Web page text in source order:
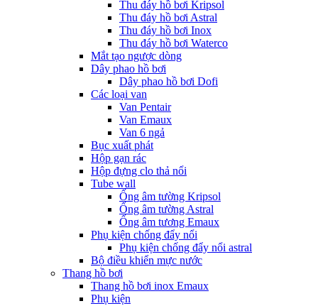
Thu đáy hồ bơi Kripsol
Thu đáy hồ bơi Astral
Thu đáy hồ bơi Inox
Thu đáy hồ bơi Waterco
Mắt tạo ngược dòng
Dây phao hồ bơi
Dây phao hồ bơi Dofi
Các loại van
Van Pentair
Van Emaux
Van 6 ngả
Bục xuất phát
Hộp gạn rác
Hộp đựng clo thả nổi
Tube wall
Ống âm tường Kripsol
Ống âm tường Astral
Ống âm tương Emaux
Phụ kiện chống đẩy nổi
Phụ kiện chống đẩy nổi astral
Bộ điều khiển mực nước
Thang hồ bơi
Thang hồ bơi inox Emaux
Phụ kiện